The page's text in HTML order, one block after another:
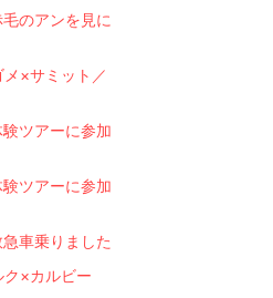
のアンを見に
×サミット／
ツアーに参加
ツアーに参加
車乗りました
×カルビー